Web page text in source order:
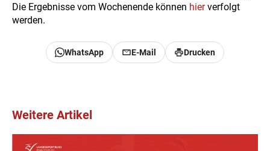
Die Ergebnisse vom Wochenende können hierverfolgt
werden.
WhatsApp E-Mail Drucken
Weitere Artikel